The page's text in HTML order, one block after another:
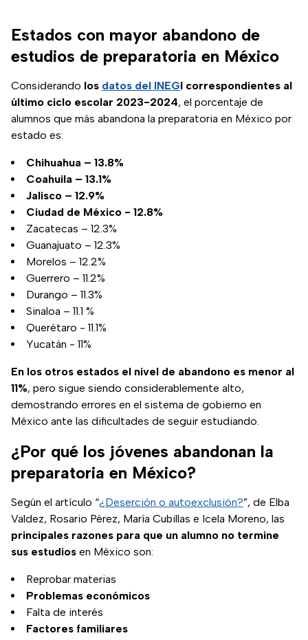
Estados con mayor abandono de
estudios de preparatoria en México
Considerando los datos del INEGI correspondientes al
último ciclo escolar 2023-2024, el porcentaje de
alumnos que más abandona la preparatoria en México por
estado es:
Chihuahua – 13.8%
Coahuila – 13.1%
Jalisco – 12.9%
Ciudad de México - 12.8%
Zacatecas – 12.3%
Guanajuato – 12.3%
Morelos – 12.2%
Guerrero – 11.2%
Durango – 11.3%
Sinaloa – 11.1 %
Querétaro - 11.1%
Yucatán - 11%
En los otros estados el nivel de abandono es menor al
11%, pero sigue siendo considerablemente alto,
demostrando errores en el sistema de gobierno en
México ante las dificultades de seguir estudiando.
¿Por qué los jóvenes abandonan la
preparatoria en México?
Según el artículo “¿Deserción o autoexclusión?”, de Elba
Valdez, Rosario Pérez, María Cubillas e Icela Moreno, las
principales razones para que un alumno no termine
sus estudios en México son:
Reprobar materias
Problemas económicos
Falta de interés
Factores familiares